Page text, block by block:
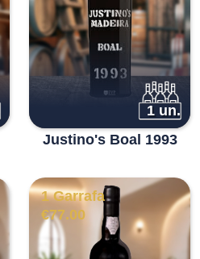
1 un.
Justino's Boal 1993
1 Garrafa
€77.00